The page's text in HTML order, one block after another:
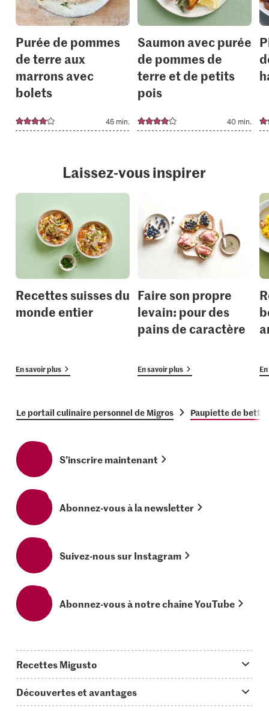
Purée de pommes
de terre aux
marrons avec
bolets
45 min.
Saumon avec purée
de pommes de
terre et de petits
pois
40 min.
Laissez-vous inspirer
Recettes suisses du
monde entier
En savoir plus
Faire son propre
levain: pour des
pains de caractère
En savoir plus
Le portail culinaire personnel de Migros Paupiette de bette
S’inscrire maintenant
Abonnez-vous à la newsletter
Suivez-nous sur Instagram
Abonnez-vous à notre chaîne YouTube
Recettes Migusto
Découvertes et avantages